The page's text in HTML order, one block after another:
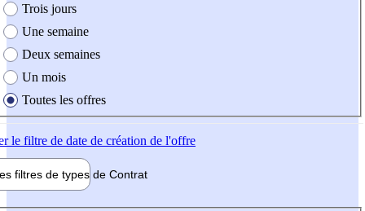
Trois jours
Une semaine
Deux semaines
Un mois
Toutes les offres
le filtre de date de création de l'offre
filtres de types de Contrat